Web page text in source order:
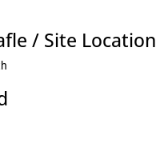
/ Site Location